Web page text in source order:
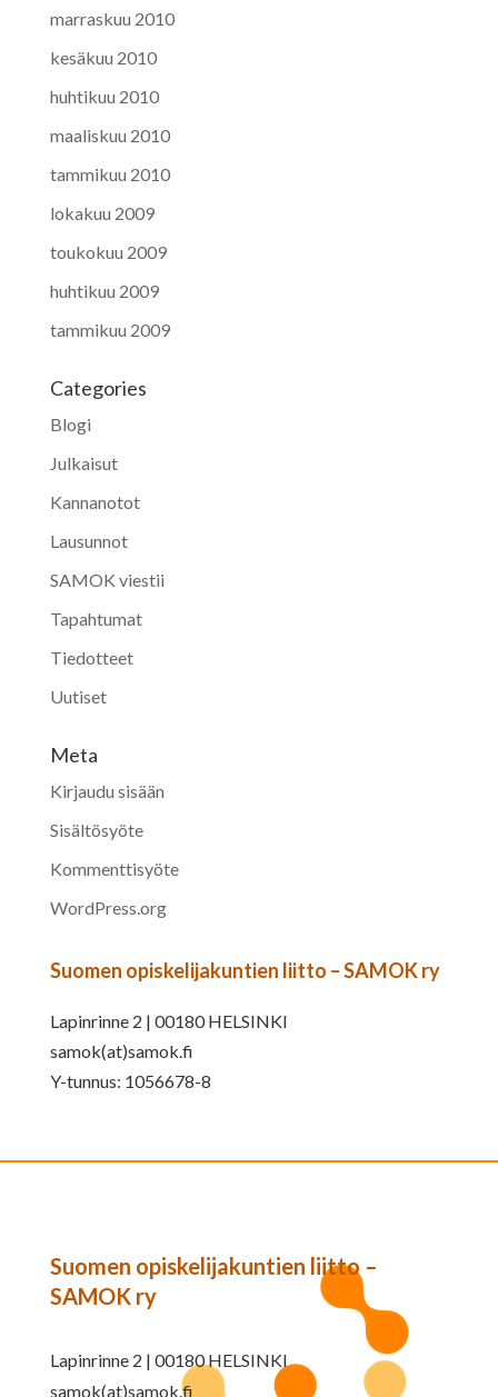
marraskuu 2010
kesäkuu 2010
huhtikuu 2010
maaliskuu 2010
tammikuu 2010
lokakuu 2009
toukokuu 2009
huhtikuu 2009
tammikuu 2009
Categories
Blogi
Julkaisut
Kannanotot
Lausunnot
SAMOK viestii
Tapahtumat
Tiedotteet
Uutiset
Meta
Kirjaudu sisään
Sisältösyöte
Kommenttisyöte
WordPress.org
Suomen opiskelijakuntien liitto – SAMOK ry
Lapinrinne 2 | 00180 HELSINKI
samok(at)samok.fi
Y-tunnus: 1056678-8
Suomen opiskelijakuntien liitto –
SAMOK ry
Lapinrinne 2 | 00180 HELSINKI
samok(at)samok.fi